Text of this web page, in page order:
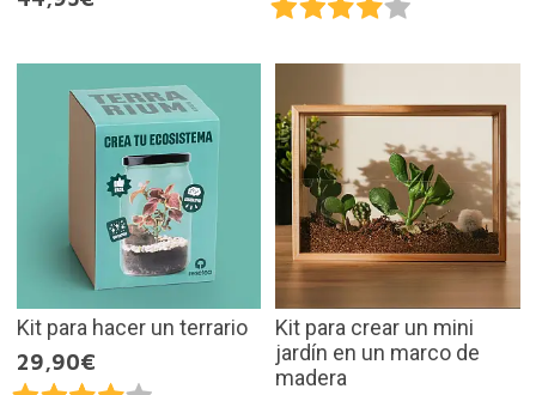
Kit para hacer un terrario
29,90€
Kit para crear un mini
jardín en un marco de
madera